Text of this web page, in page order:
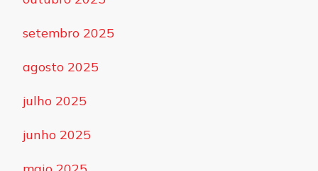
setembro 2025
agosto 2025
julho 2025
junho 2025